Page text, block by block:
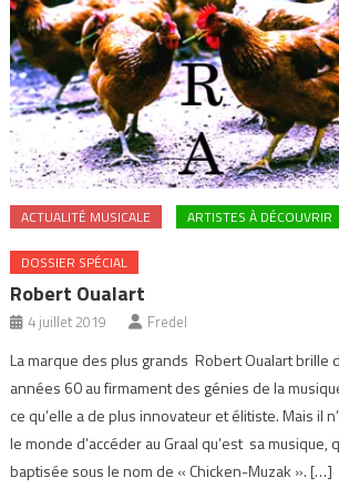
ACTUALITÉ MUSICALE ARTISTES À DÉCOUVRIR
DOSSIER SPÉCIAL
Robert Oualart
4 juillet 2019 Fredel
La marque des plus grands Robert Oualart brille
années 60 au firmament des génies de la
ce qu’elle a de plus innovateur et élitiste. Mais il
le monde d’accéder au Graal qu’est sa musique,
baptisée sous le nom de « Chicken-Muzak ». […]